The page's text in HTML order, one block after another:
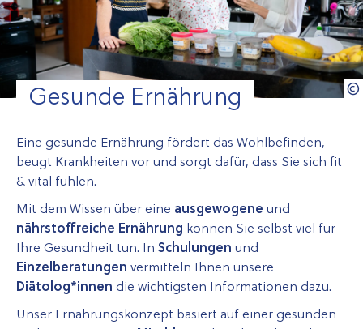
Gesunde Ernährung
Eine gesunde Ernährung fördert das Wohlbefinden,
beugt Krankheiten vor und sorgt dafür, dass Sie sich fit
& vital fühlen.
Mit dem Wissen über eine ausgewogene und
nährstoffreiche Ernährung können Sie selbst viel für
Ihre Gesundheit tun. In Schulungen und
Einzelberatungen vermitteln Ihnen unsere
Diätolog*innen die wichtigsten Informationen dazu.
Unser Ernährungskonzept basiert auf einer gesunden